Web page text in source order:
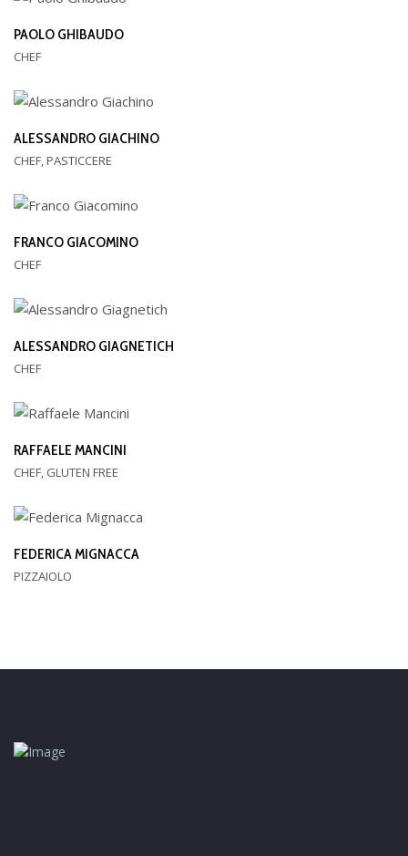
PAOLO GHIBAUDO
CHEF
ALESSANDRO GIACHINO
CHEF, PASTICCERE
FRANCO GIACOMINO
CHEF
ALESSANDRO GIAGNETICH
CHEF
RAFFAELE MANCINI
CHEF, GLUTEN FREE
FEDERICA MIGNACCA
PIZZAIOLO